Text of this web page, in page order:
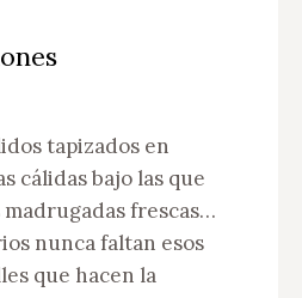
tapizados en
cálidas bajo las que
frescas…
nunca faltan esos
que hacen la